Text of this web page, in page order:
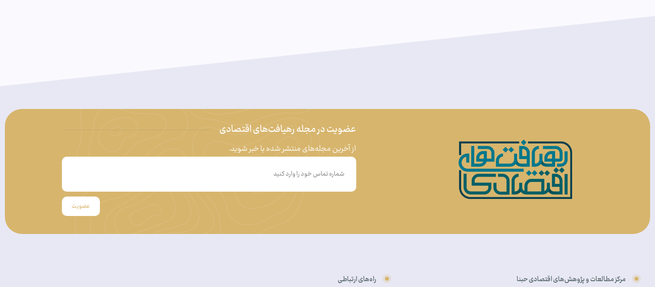
عضویت در مجله رهیافت‌های اقتصادی
از آخرین مجله‌های منتشر شده با خبر شوید.
عضویت
مرکز مطالعات و پژوهش‌های اقتصادی حبنا راه‌های ارتباطی